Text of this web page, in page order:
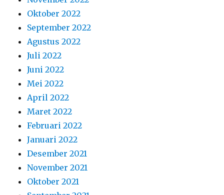
Maret 2022
Februari 2022
Januari 2022
Desember 2021
November 2021
Oktober 2021
September 2021
Agustus 2021
Juli 2021
Juni 2021
Mei 2021
April 2021
Maret 2021
Februari 2021